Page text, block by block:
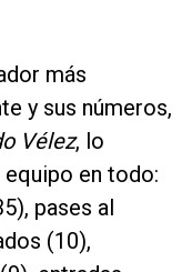
más
y sus números,
Vélez, lo
en todo:
pases al
(10),